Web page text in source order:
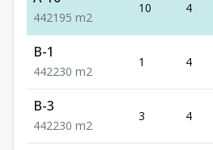
442195 m2
10 4
B-1
442230 m2
1 4
B-3
442230 m2
3 4